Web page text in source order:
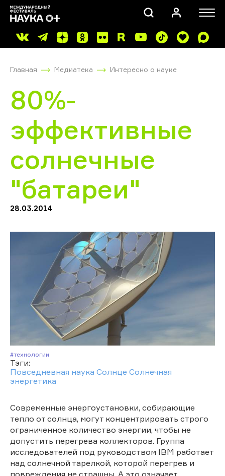
ПОИСК
Главная Медиатека Интересно о науке
80%-
эффективные
солнечные
"батареи"
28.03.2014
#Технологии
Тэги:
Повседневная наука Солнце Солнечная
энергетика
Современные энергоустановки, собирающие
тепло от солнца, могут концентрировать строго
ограниченное количество энергии, чтобы не
допустить перегрева коллекторов. Группа
исследователей под руководством IBM работает
над солнечной тарелкой, которой перегрев и
повреждения не страшны. А это означает